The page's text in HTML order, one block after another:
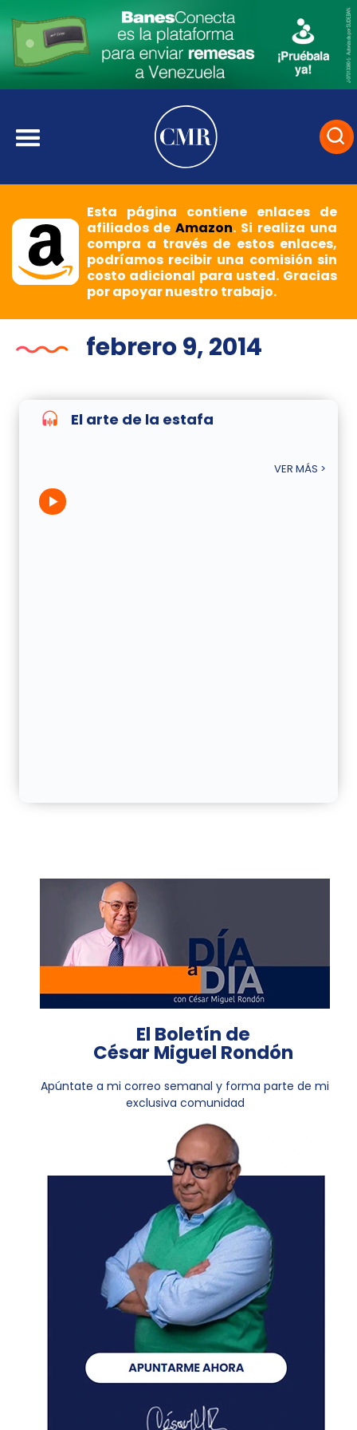
Esta página contiene enlaces de
afiliados deAmazon. Si realiza una
compra a través de estos enlaces,
podríamos recibir una comisión sin
costo adicional para usted. Gracias
por apoyar nuestro trabajo.
febrero 9, 2014
El arte de la estafa
VER MÁS >
El Boletín de
César Miguel Rondón
Apúntate a mi correo semanal y forma parte de mi
exclusiva comunidad